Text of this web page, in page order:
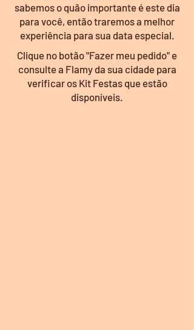
sabemos o quão importante é este dia
para você, então traremos a melhor
experiência para sua data especial.
Clique no botão "Fazer meu pedido" e
consulte a Flamy da sua cidade para
verificar os Kit Festas que estão
disponíveis.